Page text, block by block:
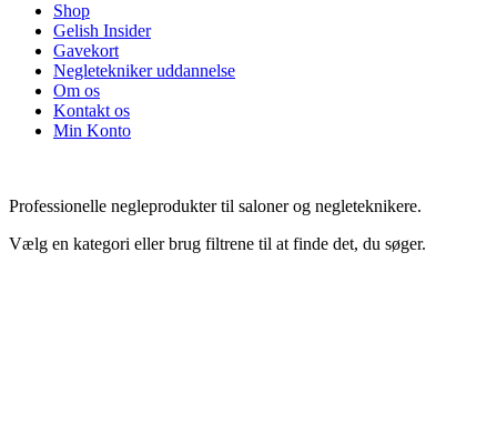
Shop
Gelish Insider
Gavekort
Negletekniker uddannelse
Om os
Kontakt os
Min Konto
Professionelle negleprodukter til saloner og negleteknikere.
Vælg en kategori eller brug filtrene til at finde det, du søger.